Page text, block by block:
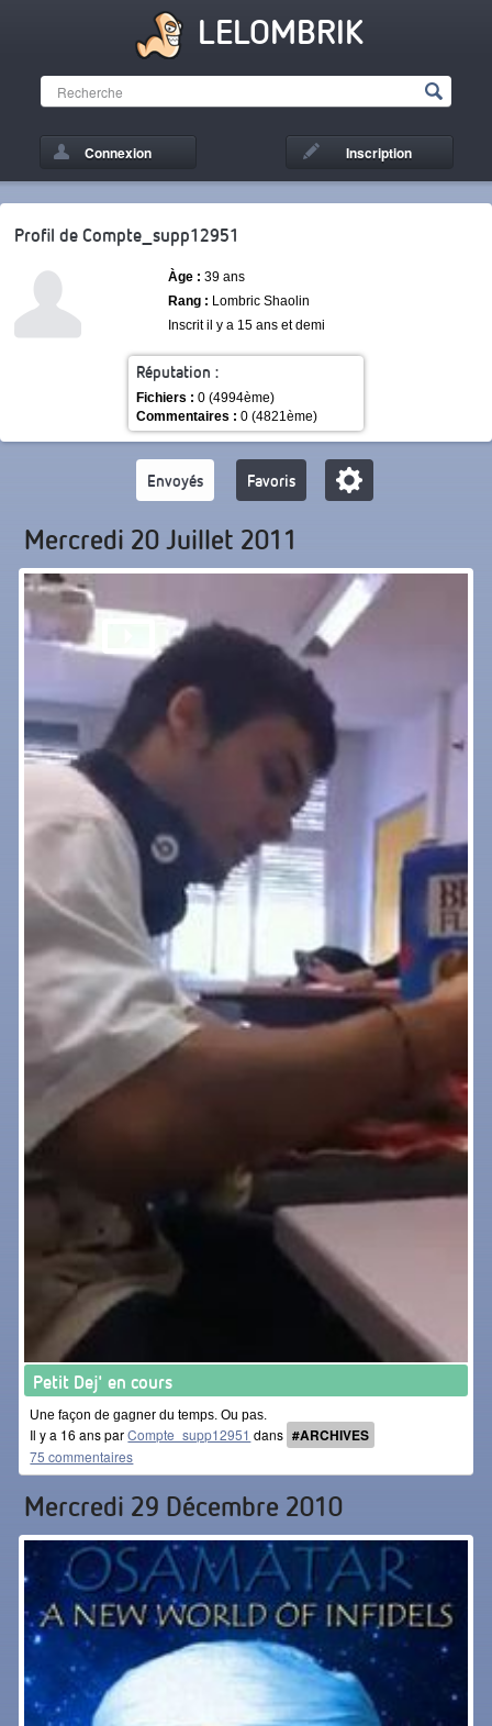
LELOMBRIK
Connexion Inscription
Réputation :
Fichiers : 0 (4994ème)
Commentaires : 0 (4821ème)
Profil de Compte_supp12951
Àge : 39 ans
Rang : Lombric Shaolin
Inscrit il y a 15 ans et demi
Envoyés Favoris
Mercredi 20 Juillet 2011
Petit Dej' en cours
Une façon de gagner du temps. Ou pas.
Il y a 16 ans parCompte_supp12951 dans #ARCHIVES
75 commentaires
Mercredi 29 Décembre 2010